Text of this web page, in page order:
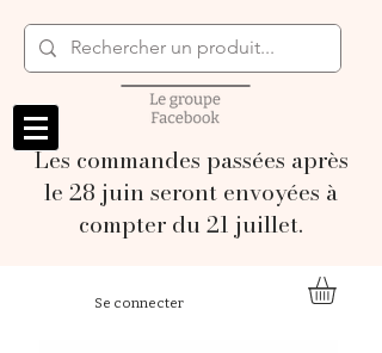
Les commandes passées après
le 28 juin seront envoyées à
compter du 21 juillet.
Se connecter